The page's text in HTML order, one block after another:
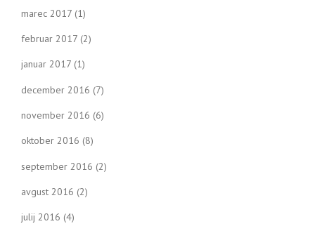
marec 2017 (1)
februar 2017 (2)
januar 2017 (1)
december 2016 (7)
november 2016 (6)
oktober 2016 (8)
september 2016 (2)
avgust 2016 (2)
julij 2016 (4)